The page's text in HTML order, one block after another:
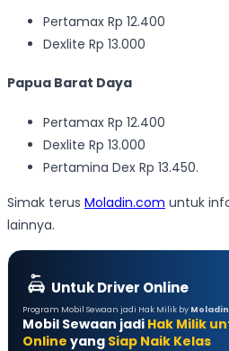
Pertamax Rp 12.400
Dexlite Rp 13.000
Papua Barat Daya
Pertamax Rp 12.400
Dexlite Rp 13.000
Pertamina Dex Rp 13.450.
Simak terus Moladin.com untuk
lainnya.
Untuk Driver Online
Program Mobil Sewaan jadi Hak Milik by Moladin
Mobil Sewaan jadi Hak Milik
Online yang Siap Naik Kelas